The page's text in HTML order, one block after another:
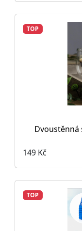
TOP
Dvoustěnná
149 Kč
TOP